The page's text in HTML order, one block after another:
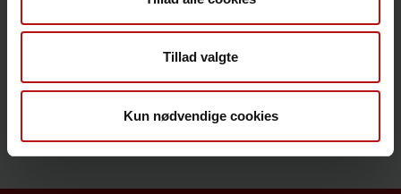
Tillad valgte
Kun nødvendige cookies
Pressehenvendelser
Kontakt Statens Serum Instituts
presseafdeling på telefon2260 1123
presse@ssi.dk